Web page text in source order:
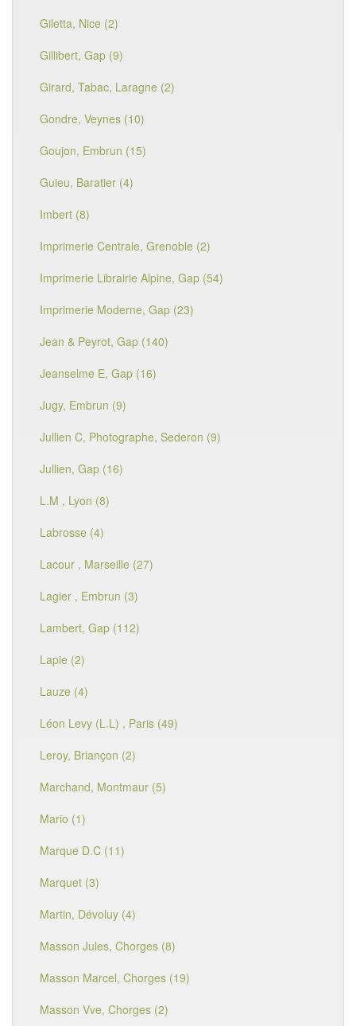
Giletta, Nice (2)
Gillibert, Gap (9)
Girard, Tabac, Laragne (2)
Gondre, Veynes (10)
Goujon, Embrun (15)
Guieu, Baratier (4)
Imbert (8)
Imprimerie Centrale, Grenoble (2)
Imprimerie Librairie Alpine, Gap (54)
Imprimerie Moderne, Gap (23)
Jean & Peyrot, Gap (140)
Jeanselme E, Gap (16)
Jugy, Embrun (9)
Jullien C, Photographe, Sederon (9)
Jullien, Gap (16)
L.M , Lyon (8)
Labrosse (4)
Lacour , Marseille (27)
Lagier , Embrun (3)
Lambert, Gap (112)
Lapie (2)
Lauze (4)
Léon Levy (L.L) , Paris (49)
Leroy, Briançon (2)
Marchand, Montmaur (5)
Mario (1)
Marque D.C (11)
Marquet (3)
Martin, Dévoluy (4)
Masson Jules, Chorges (8)
Masson Marcel, Chorges (19)
Masson Vve, Chorges (2)